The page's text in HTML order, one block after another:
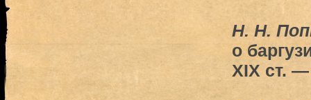
Н. Н.
о
XIX ст.